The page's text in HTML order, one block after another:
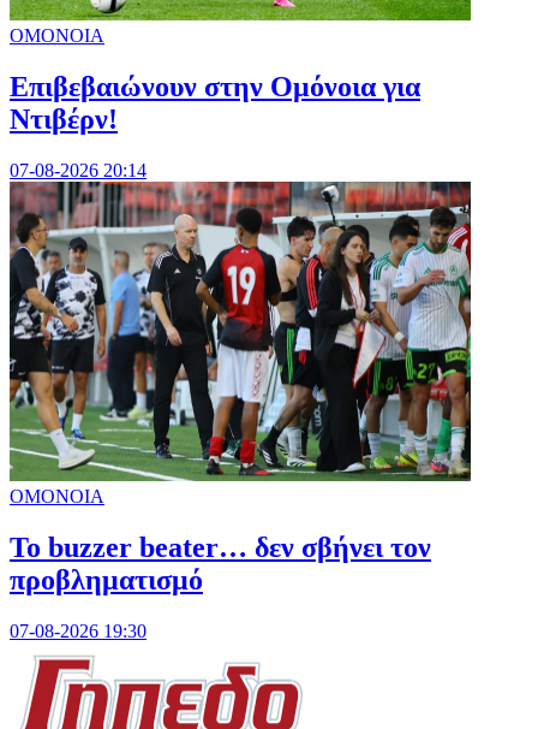
ΟΜΟΝΟΙΑ
Επιβεβαιώνουν στην Ομόνοια για
Ντιβέρν!
07-08-2026 20:14
ΟΜΟΝΟΙΑ
Το buzzer beater… δεν σβήνει τoν
προβληματισμό
07-08-2026 19:30